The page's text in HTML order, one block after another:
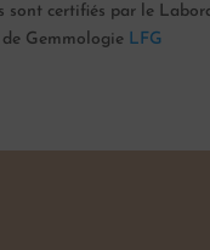
sont certifiés par le
de Gemmologie LFG